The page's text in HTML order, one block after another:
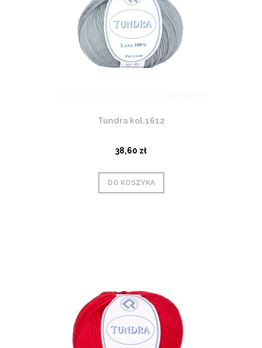
Tundra kol.1612
38,60 zł
DO KOSZYKA